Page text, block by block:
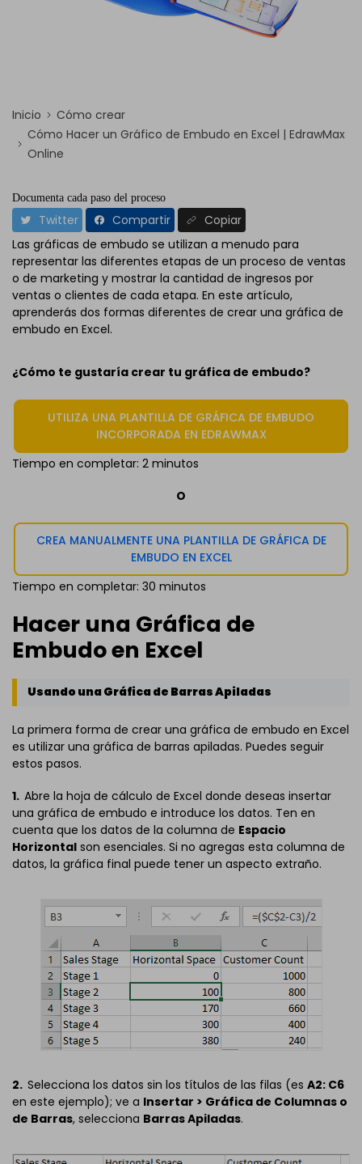
Inicio
Cómo crear
Cómo Hacer un Gráfico de Embudo en Excel | EdrawMax
Online
Documenta cada paso del proceso
Twitter Compartir
Copiar
Las gráficas de embudo se utilizan a menudo para
representar las diferentes etapas de un proceso de ventas
o de marketing y mostrar la cantidad de ingresos por
ventas o clientes de cada etapa. En este artículo,
aprenderás dos formas diferentes de crear una gráfica de
embudo en Excel.
¿Cómo te gustaría crear tu gráfica de embudo?
UTILIZA UNA PLANTILLA DE GRÁFICA DE EMBUDO
INCORPORADA EN EDRAWMAX
Tiempo en completar: 2 minutos
O
CREA MANUALMENTE UNA PLANTILLA DE GRÁFICA DE
EMBUDO EN EXCEL
Tiempo en completar: 30 minutos
Hacer una Gráfica de
Embudo en Excel
Usando una Gráfica de Barras Apiladas
La primera forma de crear una gráfica de embudo en Excel
es utilizar una gráfica de barras apiladas. Puedes seguir
estos pasos.
1. Abre la hoja de cálculo de Excel donde deseas insertar
una gráfica de embudo e introduce los datos. Ten en
cuenta que los datos de la columna de Espacio
Horizontal son esenciales. Si no agregas esta columna de
datos, la gráfica final puede tener un aspecto extraño.
2. Selecciona los datos sin los títulos de las filas (es A2: C6
en este ejemplo); ve a Insertar > Gráfica de Columnas o
de Barras, selecciona Barras Apiladas.